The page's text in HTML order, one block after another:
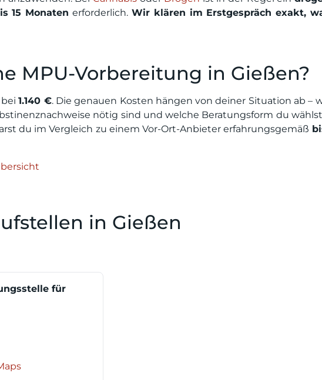
15 Monaten erforderlich. Wir klären im Erstgespräch exakt,
MPU-Vorbereitung in Gießen?
bei1.140 €. Die genauen Kosten hängen von deiner Situation ab –
nötig sind und welche Beratungsform du
du im Vergleich zu einem Vor-Ort-Anbieter erfahrungsgemäß
in Gießen
für